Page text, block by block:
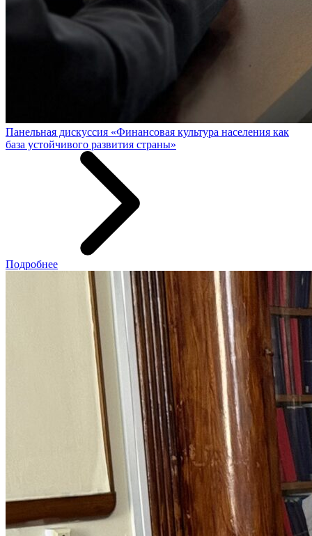
Панельная дискуссия «Финансовая культура населения как
база устойчивого развития страны»
Подробнее